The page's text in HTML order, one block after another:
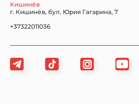
Кишинёв
г. Кишинёв, бул. Юрия Гагарина, 7
+37322011036